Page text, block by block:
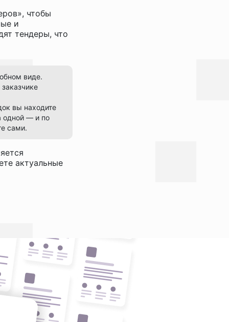
чтобы
и
тендеры, что
виде.
вы находите
одной — и по
сами.
актуальные